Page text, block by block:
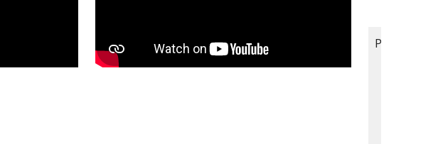
Parceiros/